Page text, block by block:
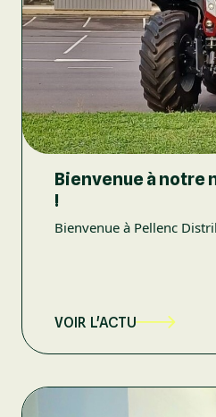
Bienvenue à notre
!
Bienvenue à Pellenc
VOIR L'ACTU